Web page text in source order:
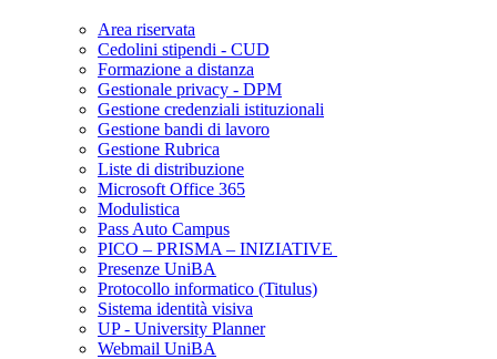
Area riservata
Cedolini stipendi - CUD
Formazione a distanza
Gestionale privacy - DPM
Gestione credenziali istituzionali
Gestione bandi di lavoro
Gestione Rubrica
Liste di distribuzione
Microsoft Office 365
Modulistica
Pass Auto Campus
PICO – PRISMA – INIZIATIVE
Presenze UniBA
Protocollo informatico (Titulus)
Sistema identità visiva
UP - University Planner
Webmail UniBA